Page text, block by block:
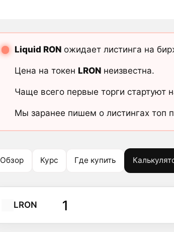
Liquid RONожидает листинга на
Цена на токен LRONнеизвестна.
Чаще всего первые торги стартуют
Мы заранее пишем о листингах топ
Обзор Курс Где купить
LRON